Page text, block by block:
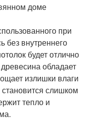
доме
при
без внутреннего
будет отлично
обладает
излишки влаги
становится слишком
тепло и